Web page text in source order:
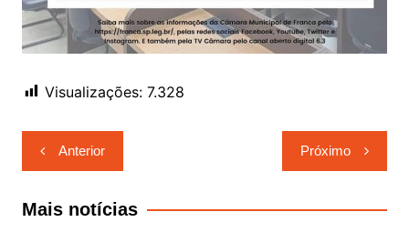
Visualizações: 7.328
Navegação
de
Post
Anterior Próximo
Mais notícias